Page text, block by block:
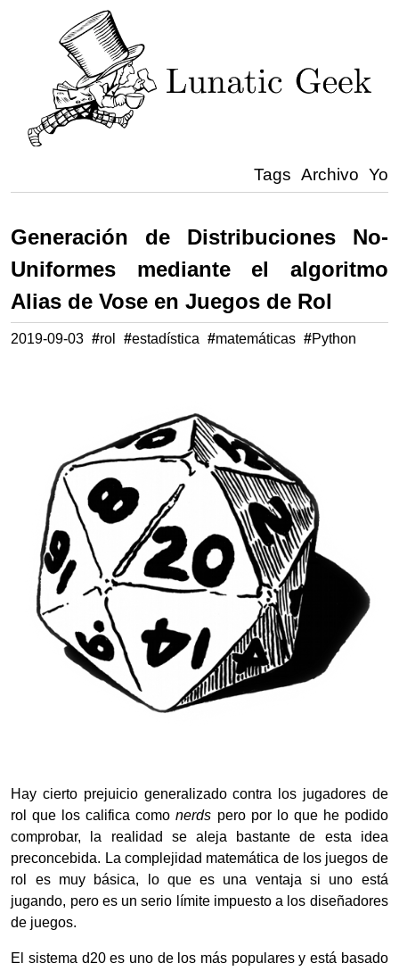
Tags Archivo Yo
Generación de Distribuciones No-
Uniformes mediante el algoritmo
Alias de Vose en Juegos de Rol
2019-09-03 #rol #estadística #matemáticas #Python
Hay cierto prejuicio generalizado contra los jugadores de
rol que los califica comonerds pero por lo que he podido
comprobar, la realidad se aleja bastante de esta idea
preconcebida. La complejidad matemática de los juegos de
rol es muy básica, lo que es una ventaja si uno está
jugando, pero es un serio límite impuesto a los diseñadores
de juegos.
El sistema d20 es uno de los más populares y está basado